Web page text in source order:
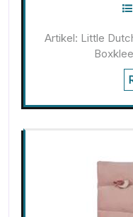
Artikel: Little